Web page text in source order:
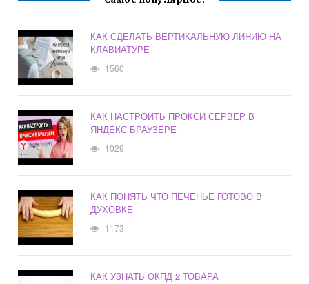
КАК СДЕЛАТЬ ВЕРТИКАЛЬНУЮ ЛИНИЮ НА
КЛАВИАТУРЕ
1560
КАК НАСТРОИТЬ ПРОКСИ СЕРВЕР В
ЯНДЕКС БРАУЗЕРЕ
1029
КАК ПОНЯТЬ ЧТО ПЕЧЕНЬЕ ГОТОВО В
ДУХОВКЕ
1173
КАК УЗНАТЬ ОКПД 2 ТОВАРА